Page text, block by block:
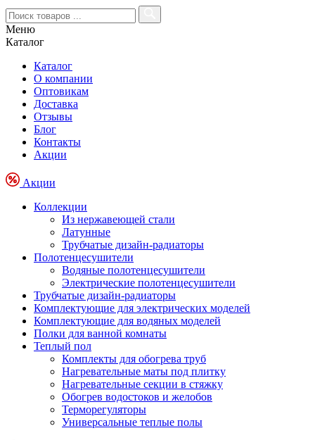
Меню
Каталог
Каталог
О компании
Оптовикам
Доставка
Отзывы
Блог
Контакты
Акции
Акции
Коллекции
Из нержавеющей стали
Латунные
Трубчатые дизайн-радиаторы
Полотенцесушители
Водяные полотенцесушители
Электрические полотенцесушители
Трубчатые дизайн-радиаторы
Комплектующие для электрических моделей
Комплектующие для водяных моделей
Полки для ванной комнаты
Теплый пол
Комплекты для обогрева труб
Нагревательные маты под плитку
Нагревательные секции в стяжку
Обогрев водостоков и желобов
Терморегуляторы
Универсальные теплые полы